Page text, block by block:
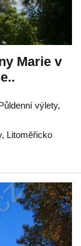
Marie v
výlety,
, Litoměřicko